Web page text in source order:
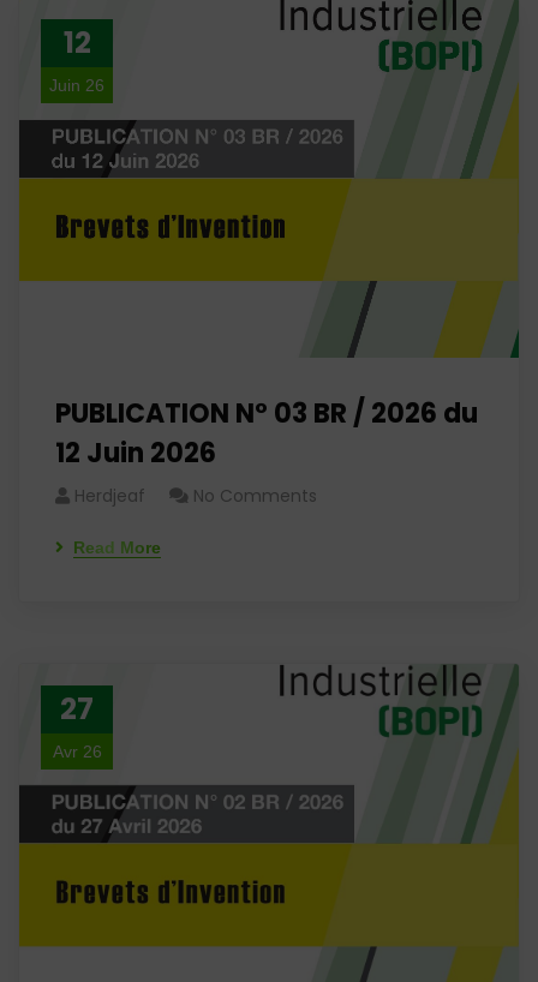
12
Juin 26
PUBLICATION N° 03 BR / 2026 du
12 Juin 2026
Herdjeaf No Comments
Read More
27
Avr 26